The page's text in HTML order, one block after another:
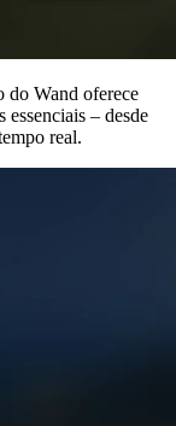
do Wand oferece
essenciais – desde
real.